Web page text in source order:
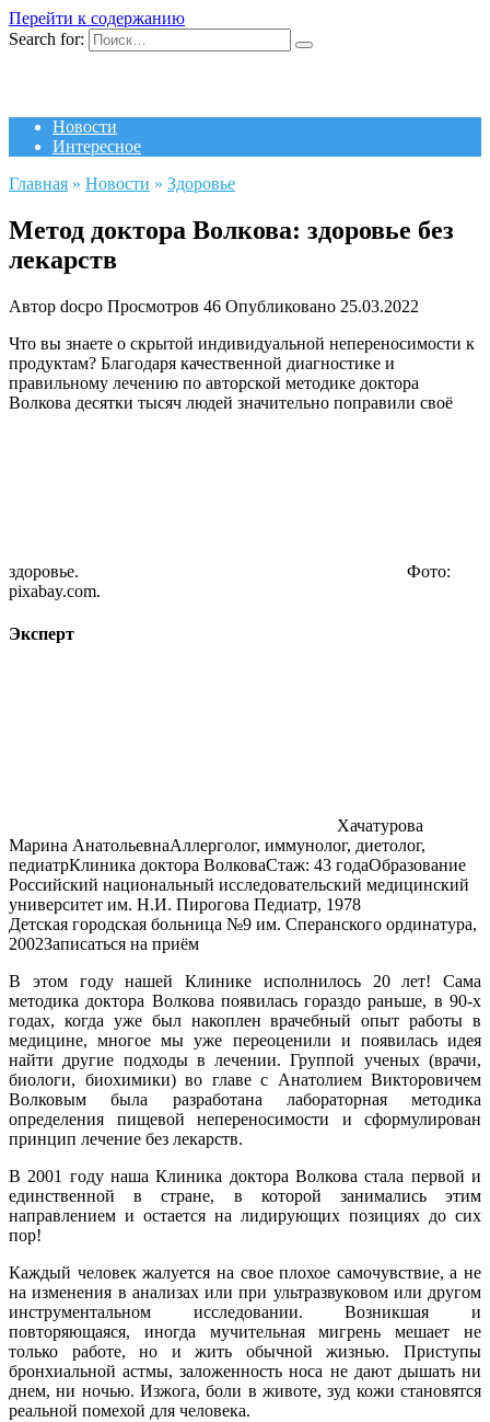
Перейти к содержанию
Search for:
Новости
Интересное
Главная » Новости » Здоровье
Метод доктора Волкова: здоровье без
лекарств
Автор docpo Просмотров 46 Опубликовано 25.03.2022
Что вы знаете о скрытой индивидуальной непереносимости к
продуктам? Благодаря качественной диагностике и
правильному лечению по авторской методике доктора
Волкова десятки тысяч людей значительно поправили своё
здоровье.
Фото:
pixabay.com.
Эксперт
Хачатурова
Марина АнатольевнаАллерголог, иммунолог, диетолог,
педиатрКлиника доктора ВолковаСтаж: 43 годаОбразование
Российский национальный исследовательский медицинский
университет им. Н.И. Пирогова Педиатр, 1978
Детская городская больница №9 им. Сперанского ординатура,
2002Записаться на приём
В этом году нашей Клинике исполнилось 20 лет! Сама
методика доктора Волкова появилась гораздо раньше, в 90-х
годах, когда уже был накоплен врачебный опыт работы в
медицине, многое мы уже переоценили и появилась идея
найти другие подходы в лечении. Группой ученых (врачи,
биологи, биохимики) во главе с Анатолием Викторовичем
Волковым была разработана лабораторная методика
определения пищевой непереносимости и сформулирован
принцип лечение без лекарств.
В 2001 году наша Клиника доктора Волкова стала первой и
единственной в стране, в которой занимались этим
направлением и остается на лидирующих позициях до сих
пор!
Каждый человек жалуется на свое плохое самочувствие, а не
на изменения в анализах или при ультразвуковом или другом
инструментальном исследовании. Возникшая и
повторяющаяся, иногда мучительная мигрень мешает не
только работе, но и жить обычной жизнью. Приступы
бронхиальной астмы, заложенность носа не дают дышать ни
днем, ни ночью. Изжога, боли в животе, зуд кожи становятся
реальной помехой для человека.